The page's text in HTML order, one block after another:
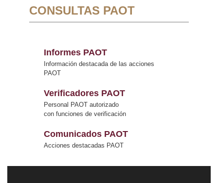
CONSULTAS PAOT
Informes PAOT
Información destacada de las acciones
PAOT
Verificadores PAOT
Personal PAOT autorizado
con funciones de verificación
Comunicados PAOT
Acciones destacadas PAOT